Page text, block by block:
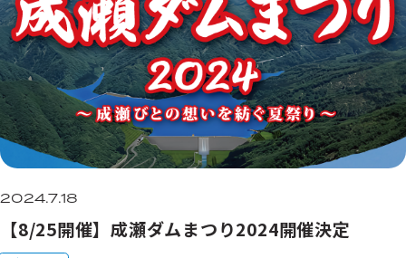
2024.7.18
【8/25開催】成瀬ダムまつり2024開催決定